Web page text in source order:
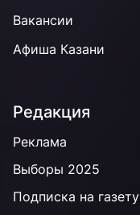
Вакансии
Афиша Казани
Редакция
Реклама
Выборы 2025
Подписка на газету